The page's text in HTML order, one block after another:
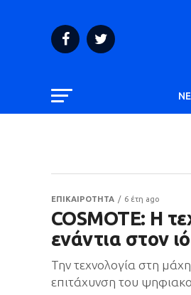
ΕΠΙΚΑΙΡΟΤΗΤΑ 6 έτη ago
COSMOTE: Η
ενάντια στον ιό
Την τεχνολογία στη
επιτάχυνση του